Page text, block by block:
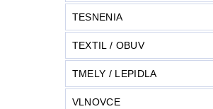
TESNENIA
TEXTIL / OBUV
TMELY / LEPIDLA
VLNOVCE